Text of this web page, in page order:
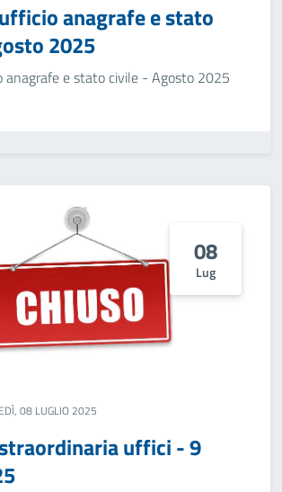
anagrafe e stato
2025
anagrafe e stato civile - Agosto 2025
08
Lug
08 LUGLIO 2025
uffici - 9